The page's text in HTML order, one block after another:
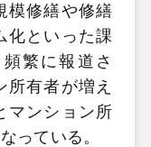
模修繕や修繕
化といった課
繁に報道さ
所有者が増え
マンション所
っている。